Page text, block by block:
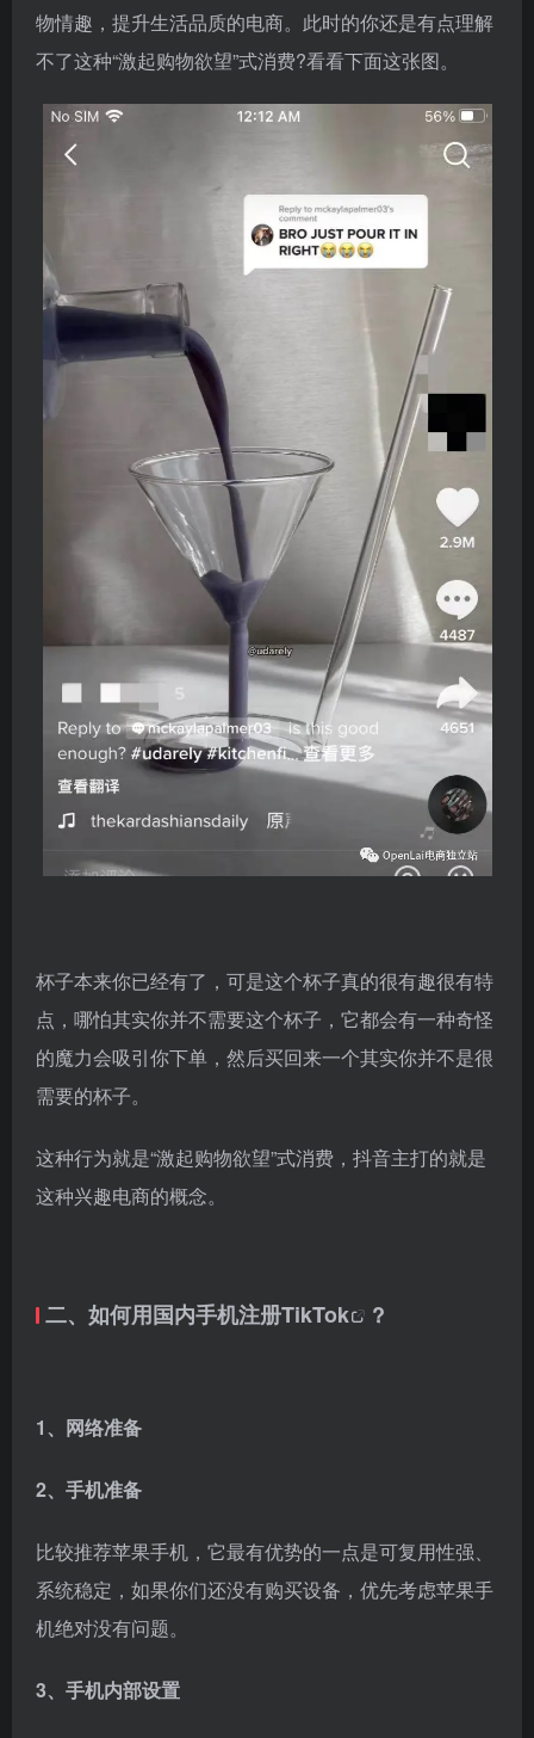
物情趣，提升生活品质的电商。此时的你还是有点理解
不了这种“激起购物欲望”式消费?看看下面这张图。
杯子本来你已经有了，可是这个杯子真的很有趣很有特
点，哪怕其实你并不需要这个杯子，它都会有一种奇怪
的魔力会吸引你下单，然后买回来一个其实你并不是很
需要的杯子。
这种行为就是“激起购物欲望”式消费，抖音主打的就是
这种兴趣电商的概念。
二、 如何用国内手机注册TikTok ?
1、网络准备
2、手机准备
比较推荐苹果手机，它最有优势的一点是可复用性强、
系统稳定，如果你们还没有购买设备，优先考虑苹果手
机绝对没有问题。
3、手机内部设置